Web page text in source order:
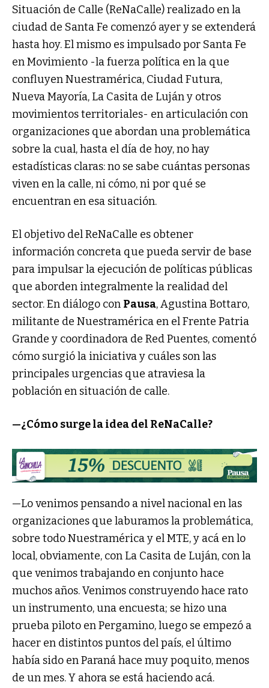
Situación de Calle (ReNaCalle) realizado en la
ciudad de Santa Fe comenzó ayer y se extenderá
hasta hoy. El mismo es impulsado por Santa Fe
en Movimiento -la fuerza política en la que
confluyen Nuestramérica, Ciudad Futura,
Nueva Mayoría, La Casita de Luján y otros
movimientos territoriales- en articulación con
organizaciones que abordan una problemática
sobre la cual, hasta el día de hoy, no hay
estadísticas claras: no se sabe cuántas personas
viven en la calle, ni cómo, ni por qué se
encuentran en esa situación.
El objetivo del ReNaCalle es obtener
información concreta que pueda servir de base
para impulsar la ejecución de políticas públicas
que aborden integralmente la realidad del
sector. En diálogo con Pausa, Agustina Bottaro,
militante de Nuestramérica en el Frente Patria
Grande y coordinadora de Red Puentes, comentó
cómo surgió la iniciativa y cuáles son las
principales urgencias que atraviesa la
población en situación de calle.
—¿Cómo surge la idea del ReNaCalle?
—Lo venimos pensando a nivel nacional en las
organizaciones que laburamos la problemática,
sobre todo Nuestramérica y el MTE, y acá en lo
local, obviamente, con La Casita de Luján, con la
que venimos trabajando en conjunto hace
muchos años. Venimos construyendo hace rato
un instrumento, una encuesta; se hizo una
prueba piloto en Pergamino, luego se empezó a
hacer en distintos puntos del país, el último
había sido en Paraná hace muy poquito, menos
de un mes. Y ahora se está haciendo acá.